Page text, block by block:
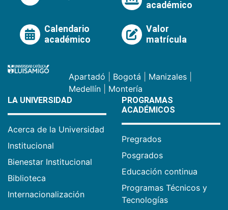
académico
Calendario
académico
Valor
matrícula
Apartadó Bogotá Manizales
Medellín
Montería
LA UNIVERSIDAD
Acerca de la Universidad
Institucional
Bienestar Institucional
Biblioteca
Internacionalización
PROGRAMAS
ACADÉMICOS
Pregrados
Posgrados
Educación continua
Programas Técnicos y
Tecnologías